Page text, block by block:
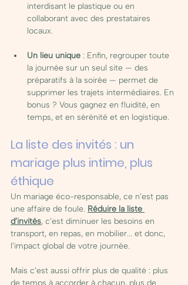
interdisant le plastique ou en
collaborant avec des prestataires
locaux.
Un lieu unique : Enfin, regrouper toute
la journée sur un seul site — des
préparatifs à la soirée — permet de
supprimer les trajets intermédiaires. En
bonus ? Vous gagnez en fluidité, en
temps, et en sérénité et en logistique.
La liste des invités : un
mariage plus intime, plus
éthique
Un mariage éco-responsable, ce n’est pas
une affaire de foule. Réduire la liste
d’invités, c’est diminuer les besoins en
transport, en repas, en mobilier... et donc,
l’impact global de votre journée.
Mais c’est aussi offrir plus de qualité : plus
de temps à accorder à chacun, plus de